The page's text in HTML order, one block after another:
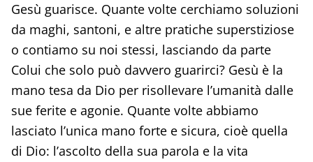
Gesù guarisce. Quante volte cerchiamo soluzioni
da maghi, santoni, e altre pratiche superstiziose
o contiamo su noi stessi, lasciando da parte
Colui che solo può davvero guarirci? Gesù è la
mano tesa da Dio per risollevare l’umanità dalle
sue ferite e agonie. Quante volte abbiamo
lasciato l’unica mano forte e sicura, cioè quella
di Dio: l’ascolto della sua parola e la vita